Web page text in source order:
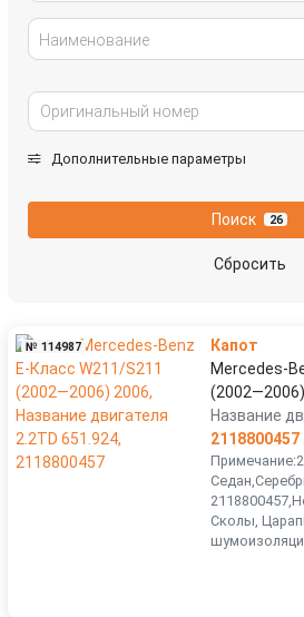
Наименование
Дополнительные параметры
Поиск 26
Сбросить
№ 114987
Капот
Mercedes-
Название
2118800457
Сколы,